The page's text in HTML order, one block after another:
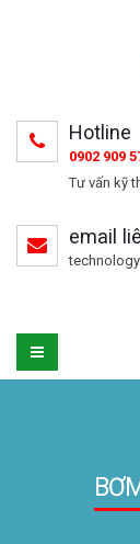
Hotline
0902 909
Tư vấn kỹ
email